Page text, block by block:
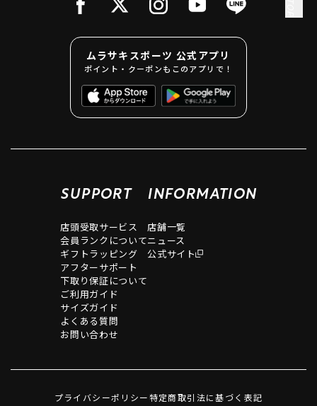
ムラサキスポーツ 公式アプリ
ポイント・クーポンもこのアプリで！
SUPPORT
店頭受取サービス
会員ランクについて
ギフトラッピング
アフターサポート
下取り保証について
ご利用ガイド
サイズガイド
よくある質問
お問い合わせ
INFORMATION
店舗一覧
ニュース
公式サイト
プライバシーポリシー特定商取引法に基づく表記